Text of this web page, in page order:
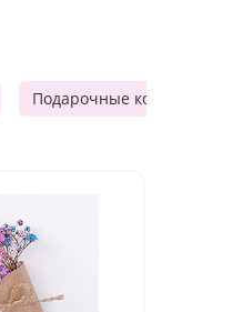
Подарочные корзины